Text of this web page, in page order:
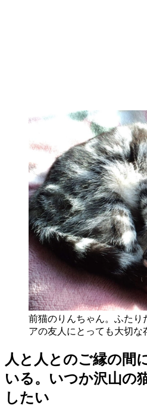
前猫のりんちゃん。ふたり
アの友人にとっても大切な
人と人とのご縁の間
いる。いつか沢山の
したい